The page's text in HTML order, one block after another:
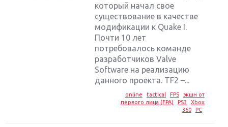
который начал свое
существование в качестве
модификации к Quake I.
Почти 10 лет
потребовалось команде
разработчиков Valve
Software на реализацию
данного проекта. TF2 –...
online tactical FPS
экшн от
первого лица (FPA)
PS3
Xbox
360
PC